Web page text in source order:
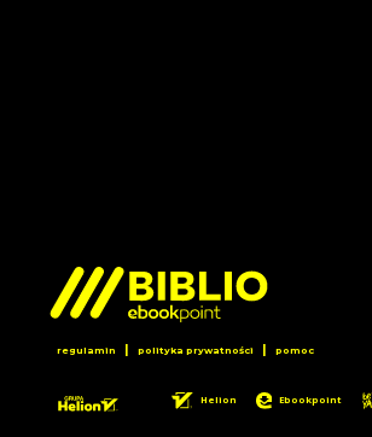
regulamin | polityka prywatności | pomoc
Helion Ebookpoint